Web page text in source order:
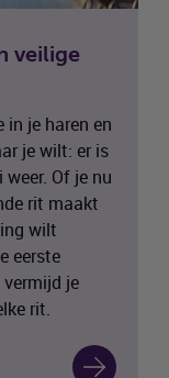
veilige
in je haren en
je wilt: er is
Of je nu
rit maakt
wilt
eerste
je
rit.